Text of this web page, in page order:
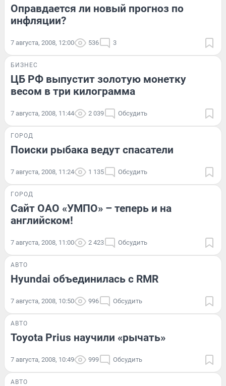
Оправдается ли новый прогноз по
инфляции?
7 августа, 2008, 12:00 536 3
БИЗНЕС
ЦБ РФ выпустит золотую монетку
весом в три килограмма
7 августа, 2008, 11:44 2 039 Обсудить
ГОРОД
Поиски рыбака ведут спасатели
7 августа, 2008, 11:24 1 135 Обсудить
ГОРОД
Сайт ОАО «УМПО» – теперь и на
английском!
7 августа, 2008, 11:00 2 423 Обсудить
АВТО
Hyundai объединилась с RMR
7 августа, 2008, 10:50 996 Обсудить
АВТО
Toyota Prius научили «рычать»
7 августа, 2008, 10:49 999 Обсудить
АВТО